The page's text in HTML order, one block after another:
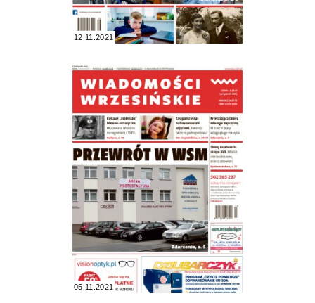
12.11.2021
05.11.2021